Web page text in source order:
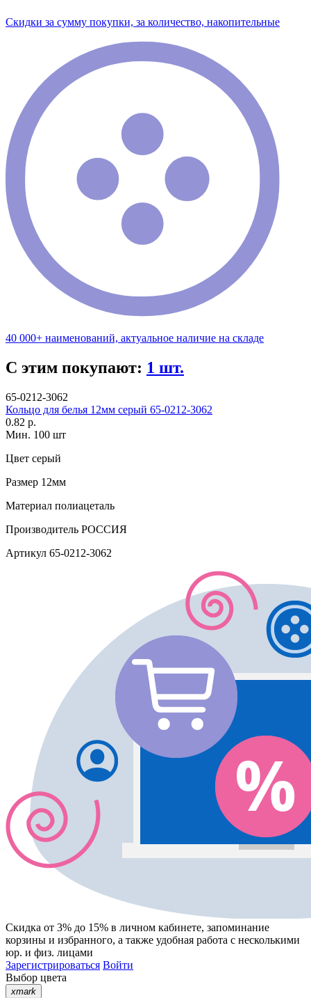
Скидки за сумму покупки, за количество, накопительные
40 000+ наименований, актуальное наличие на складе
С этим покупают: 1 шт.
65-0212-3062
Кольцо для белья 12мм серый 65-0212-3062
0.82 р.
Мин. 100 шт
Цвет серый
Размер 12мм
Материал полиацеталь
Производитель РОССИЯ
Артикул 65-0212-3062
Скидка от 3% до 15% в личном кабинете, запоминание
корзины и избранного, а также удобная работа с несколькими
юр. и физ. лицами
Зарегистрироваться Войти
Выбор цвета
xmark